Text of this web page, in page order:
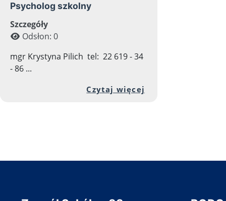
Psycholog szkolny
Szczegóły
Odsłon: 0
mgr Krystyna Pilich tel: 22 619 - 34
- 86 ...
Czytaj więcej